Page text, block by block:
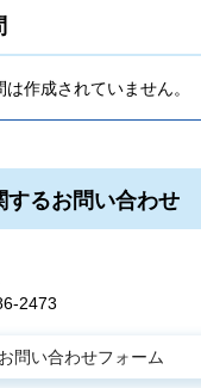
作成されていません。
するお問い合わせ
2473